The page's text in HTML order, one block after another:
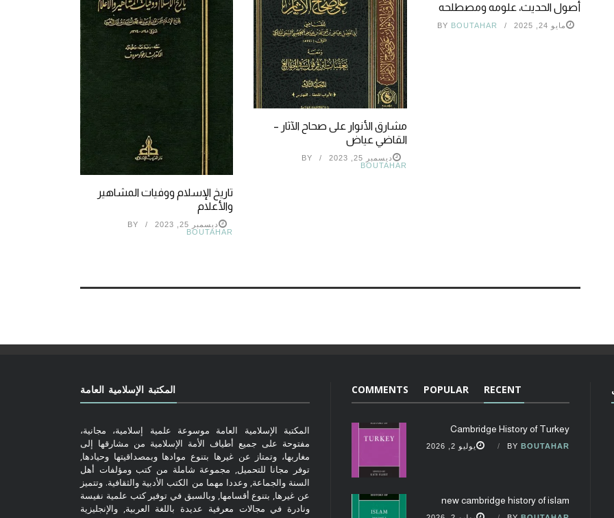
تاريخ الإسلام ووفيات المشاهير
والأعلام
ديسمبر 25, 2023
BY
BOUTAHAR
مشارق الأنوار على صحاح الآثار –
القاضي عياض
ديسمبر 25, 2023
BY
BOUTAHAR
أصول الحديث، علومه ومصطلحه
مايو 24, 2025 BY BOUTAHAR
المكتبة الإسلامية العامة
المكتبة الإسلامية العامة موسوعة علمية إسلامية، مجانية،
مفتوحة على جميع أطياف الأمة الإسلامية من مشارقها إلى
مغاربها، وتمتاز عن غيرها بتنوع موادها وبمصداقيتها وحيادها,
توفر مجانا للتحميل, مجموعة شاملة من كتب ومؤلفات أهل
السنة والجماعة, وعددا مهما من الكتب الأدبية والثقافية. وتتميز
عن غيرها, بتنوع أقسامها, وبالسبق في توفير كتب علمية نفيسة
ونادرة في مجالات معرفية عديدة باللغة العربية, والإنجليزية
RECENT
POPULAR
COMMENTS
Cambridge History of Turkey
BY BOUTAHAR يوليو 2, 2026
new cambridge history of islam